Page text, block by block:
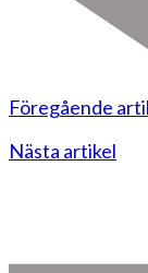
Föregående
Nästa artikel